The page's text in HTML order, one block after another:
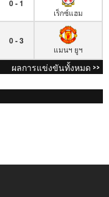
0 - 1
เร็กซ์แฮม
0 - 3
แมนฯ ยูฯ
ผลการแข่งขันทั้งหมด >>